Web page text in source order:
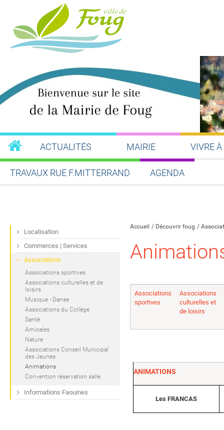
ACTUALITÉS MAIRIE VIVRE
TRAVAUX RUE F.MITTERRAND AGENDA
Accueil Découvrir foug
Associations
sportives
Associations
culturelles et
de loisirs
ANIMATIONS
Les FRANCAS
Localisation
Commerces | Services
Associations
Associations sportives
Associations culturelles et de
loisirs
Musique - Danse
Associations du Collège
Santé
Amicales
Nature
Associations Conseil Municipal
des Jeunes
Animations
Convention réservation salle
Informations Faouines